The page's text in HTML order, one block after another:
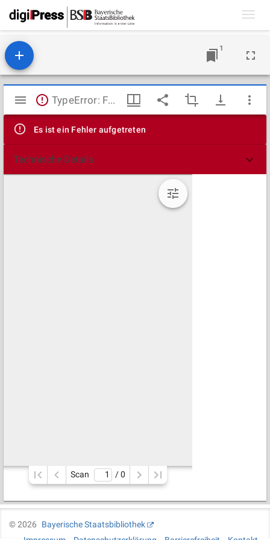
1
Mirador
Viewer
TypeError: Failed to fetch
Es ist ein Fehler aufgetreten
Technische Details
Scan / 0
©2026
Bayerische Staatsbibliothek